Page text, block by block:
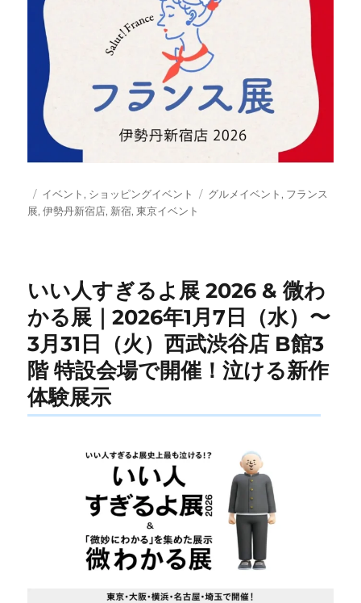
投
稿
カ
テ
イベント , ショッピングイベント
タ
グルメイベント , フランス
展,伊勢丹新宿店, 新宿,東京イベント
いい人すぎるよ展 2026 & 微わ
かる展｜2026年1月7日（水）〜
3月31日（火）西武渋谷店 B館3
階 特設会場で開催！泣ける新作
体験展示